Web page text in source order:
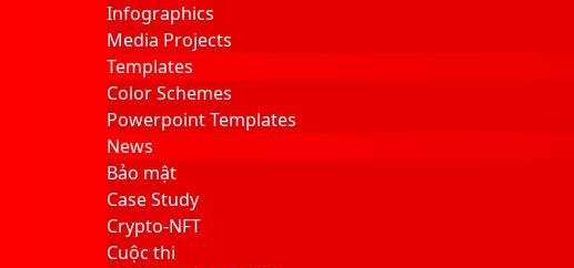
Infographics
Media Projects
Templates
Color Schemes
Powerpoint Templates
News
Bảo mật
Case Study
Crypto-NFT
Cuộc thi